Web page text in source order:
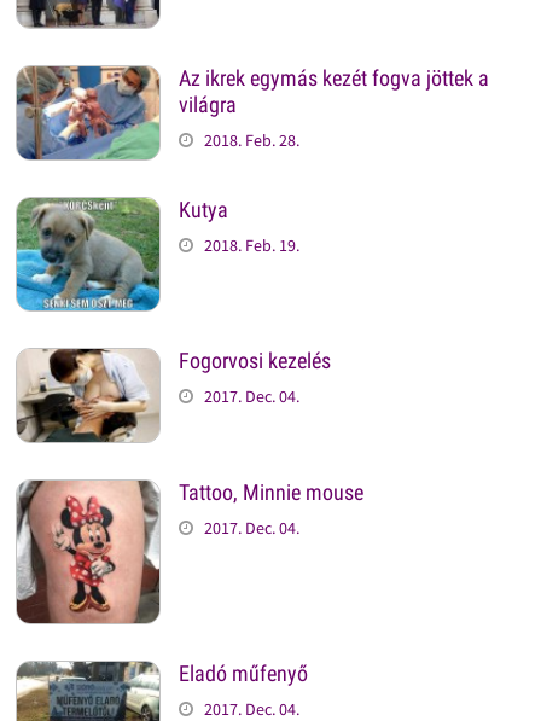
Az ikrek egymás kezét fogva jöttek a
világra
2018. Feb. 28.
Kutya
2018. Feb. 19.
Fogorvosi kezelés
2017. Dec. 04.
Tattoo, Minnie mouse
2017. Dec. 04.
Eladó műfenyő
2017. Dec. 04.